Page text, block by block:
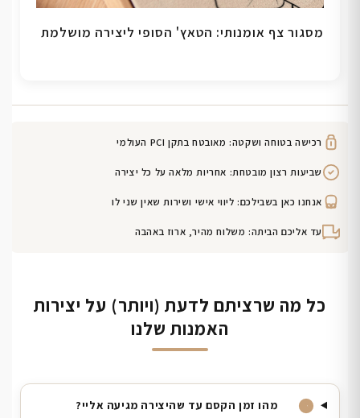
מסגור צף אומנותי: הטאץ' הסופי ליצירה מושלמת
רכישה בטוחה ושקטה: מאובטח בתקן PCI העולמי
שביעות רצון מובטחת: אחריות מלאה על כל יצירה
אנחנו כאן בשבילכם: ליווי אישי ושירות שאין שני לו
עד אליכם הביתה: משלוח מהיר, ארוז באהבה
כל מה שרציתם לדעת (ויותר) על יצירות
האמנות שלנו
מהו זמן הקסם עד שהיצירה מגיעה אליי?